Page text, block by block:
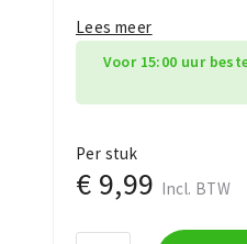
Lees meer
Voor 15:00 uur
Per stuk
€ 9,99 Incl. BTW